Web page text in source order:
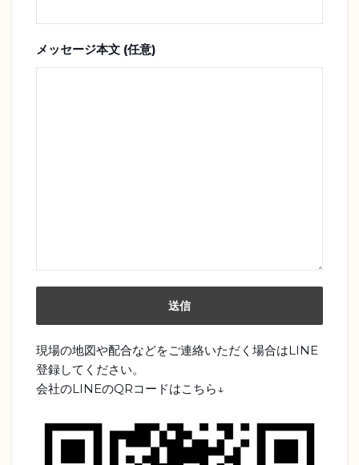
メッセージ本文 (任意)
現場の地図や配合などをご連絡いただく場合はLINE
登録してください。
会社のLINEのQRコードはこちら↓